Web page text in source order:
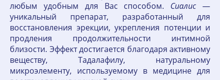
любым удобным для Вас способом. Сиалис—
уникальный препарат, разработанный для
восстановления эрекции, укрепления потенции и
продления продолжительности интимной
близости. Эффект достигается благодаря активному
веществу, Тадалафилу, натуральному
микроэлементу, используемому в медицине для